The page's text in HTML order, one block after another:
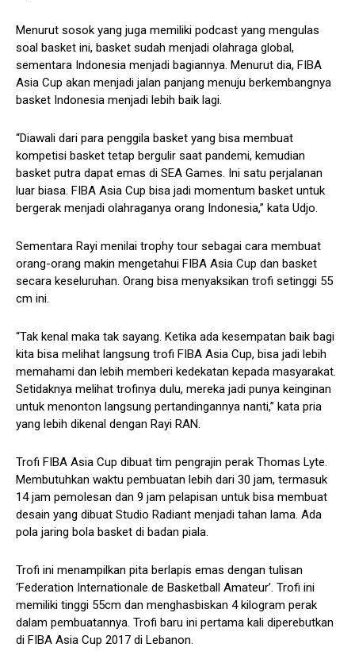
Menurut sosok yang juga memiliki podcast yang mengulas
soal basket ini, basket sudah menjadi olahraga global,
sementara Indonesia menjadi bagiannya. Menurut dia, FIBA
Asia Cup akan menjadi jalan panjang menuju berkembangnya
basket Indonesia menjadi lebih baik lagi.
“Diawali dari para penggila basket yang bisa membuat
kompetisi basket tetap bergulir saat pandemi, kemudian
basket putra dapat emas di SEA Games. Ini satu perjalanan
luar biasa. FIBA Asia Cup bisa jadi momentum basket untuk
bergerak menjadi olahraganya orang Indonesia,” kata Udjo.
Sementara Rayi menilai trophy tour sebagai cara membuat
orang-orang makin mengetahui FIBA Asia Cup dan basket
secara keseluruhan. Orang bisa menyaksikan trofi setinggi 55
cm ini.
“Tak kenal maka tak sayang. Ketika ada kesempatan baik bagi
kita bisa melihat langsung trofi FIBA Asia Cup, bisa jadi lebih
memahami dan lebih memberi kedekatan kepada masyarakat.
Setidaknya melihat trofinya dulu, mereka jadi punya keinginan
untuk menonton langsung pertandingannya nanti,” kata pria
yang lebih dikenal dengan Rayi RAN.
Trofi FIBA Asia Cup dibuat tim pengrajin perak Thomas Lyte.
Membutuhkan waktu pembuatan lebih dari 30 jam, termasuk
14 jam pemolesan dan 9 jam pelapisan untuk bisa membuat
desain yang dibuat Studio Radiant menjadi tahan lama. Ada
pola jaring bola basket di badan piala.
Trofi ini menampilkan pita berlapis emas dengan tulisan
‘Federation Internationale de Basketball Amateur’. Trofi ini
memiliki tinggi 55cm dan menghasbiskan 4 kilogram perak
dalam pembuatannya. Trofi baru ini pertama kali diperebutkan
di FIBA Asia Cup 2017 di Lebanon.